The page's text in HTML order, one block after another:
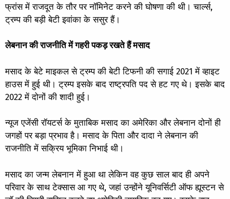
फ्रांस में राजदूत के तौर पर नॉमिनेट करने की घोषणा की थी। चार्ल्स,
ट्रम्प की बड़ी बेटी इवांका के ससुर हैं।
लेबनान की राजनीति में गहरी पकड़ रखते हैं मसाद
मसाद के बेटे माइकल से ट्रम्प की बेटी टिफनी की सगाई 2021 में व्हाइट
हाउस में हुई थी। ट्रम्प इसके बाद राष्ट्रपति पद से हट गए थे। इसके बाद
2022 में दोनों की शादी हुई।
न्यूज एजेंसी रॉयटर्स के मुताबिक मसाद का अमेरिका और लेबनान दोनों ही
जगहों पर बड़ा प्रभाव है। मसाद के पिता और दादा ने लेबनान की
राजनीति में सक्रिय भूमिका निभाई थी।
मसाद का जन्म लेबनान में हुआ था लेकिन वह कुछ साल बाद ही अपने
परिवार के साथ टेक्सास आ गए थे, जहां उन्होंने यूनिवर्सिटी ऑफ ह्यूस्टन से